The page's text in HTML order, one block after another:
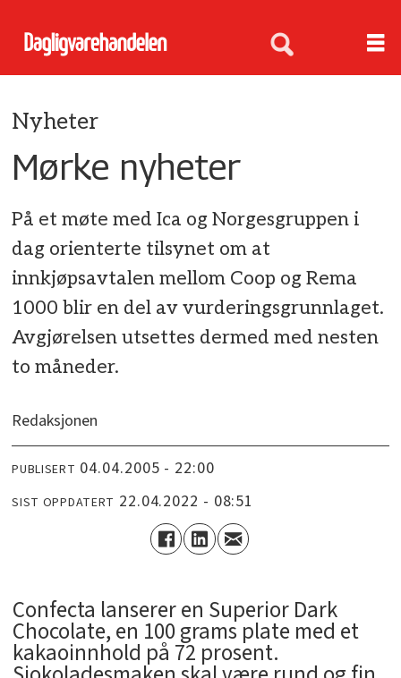
Nyheter
Mørke nyheter
På et møte med Ica og Norgesgruppen i
dag orienterte tilsynet om at
innkjøpsavtalen mellom Coop og Rema
1000 blir en del av vurderingsgrunnlaget.
Avgjørelsen utsettes dermed med nesten
to måneder.
Redaksjonen
PUBLISERT 04.04.2005 - 22:00
SIST OPPDATERT 22.04.2022 - 08:51
Confecta lanserer en Superior Dark
Chocolate, en 100 grams plate med et
kakaoinnhold på 72 prosent.